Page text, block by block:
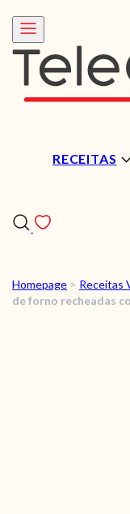
RECEITAS
Homepage > Receitas
de forno recheadas